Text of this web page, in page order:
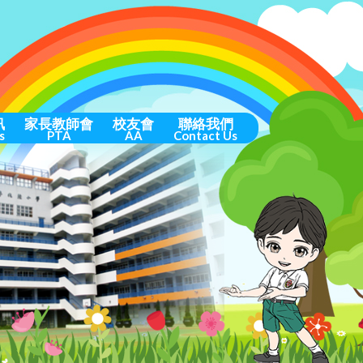
家長教師會
PTA
校友會
AA
聯絡我們
Contact Us